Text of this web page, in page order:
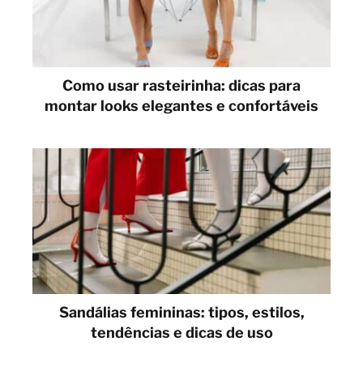
Como usar rasteirinha: dicas para
montar looks elegantes e confortáveis
Sandálias femininas: tipos, estilos,
tendências e dicas de uso